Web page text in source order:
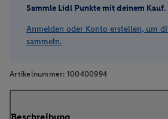
Sammle Lidl Punkte mit deinem Kauf.
Anmelden oder Konto erstellen, um
sammeln.
Artikelnummer: 100400994